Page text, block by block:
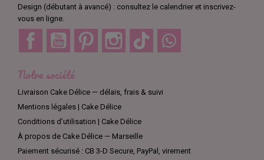
Design (débutant à avancé) : consultez le calendrier et inscrivez-
vous en ligne.
Facebook YouTube Pinterest Instagram TikTok
Notre société
Livraison Cake Délice — délais, frais & suivi
Mentions légales | Cake Délice
Conditions d’utilisation | Cake Délice
À propos de Cake Délice — Marseille
Paiement sécurisé : CB 3-D Secure, PayPal, virement